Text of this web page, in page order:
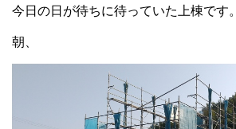
今日の日が待ちに待っていた上棟です。
朝、